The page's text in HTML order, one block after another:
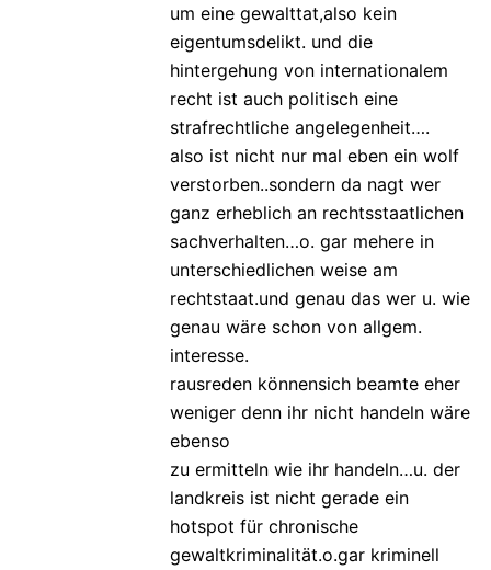
um eine gewalttat,also kein
eigentumsdelikt. und die
hintergehung von internationalem
recht ist auch politisch eine
strafrechtliche angelegenheit….
also ist nicht nur mal eben ein wolf
verstorben..sondern da nagt wer
ganz erheblich an rechtsstaatlichen
sachverhalten…o. gar mehere in
unterschiedlichen weise am
rechtstaat.und genau das wer u. wie
genau wäre schon von allgem.
interesse.
rausreden könnensich beamte eher
weniger denn ihr nicht handeln wäre
ebenso
zu ermitteln wie ihr handeln…u. der
landkreis ist nicht gerade ein
hotspot für chronische
gewaltkriminalität.o.gar kriminell